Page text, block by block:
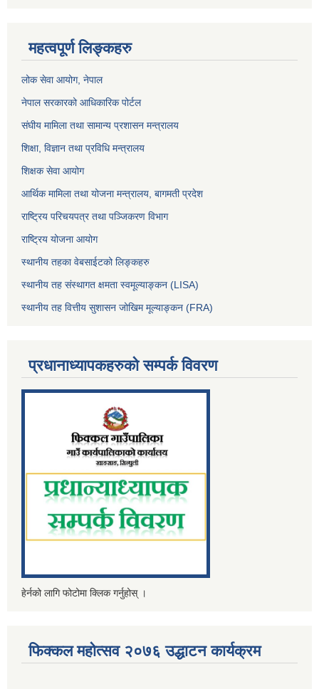
महत्वपूर्ण लिङ्कहरु
लोक सेवा आयोग, नेपाल
नेपाल सरकारको आधिकारिक पोर्टल
संघीय मामिला तथा सामान्य प्रशासन मन्त्रालय
शिक्षा, विज्ञान तथा प्रविधि मन्त्रालय
शिक्षक सेवा आयोग
आर्थिक मामिला तथा योजना मन्त्रालय, बागमती प्रदेश
राष्ट्रिय परिचयपत्र तथा पञ्जिकरण विभाग
राष्ट्रिय योजना आयोग
स्थानीय तहका वेबसाईटको लिङ्कहरु
स्थानीय तह संस्थागत क्षमता स्वमूल्याङ्कन (LISA)
स्थानीय तह वित्तीय सुशासन जोखिम मूल्याङ्कन (FRA)
प्रधानाध्यापकहरुको सम्पर्क विवरण
हेर्नको लागि फोटोमा क्लिक गर्नुहोस् ।
फिक्कल महोत्सव २०७६ उद्धाटन कार्यक्रम